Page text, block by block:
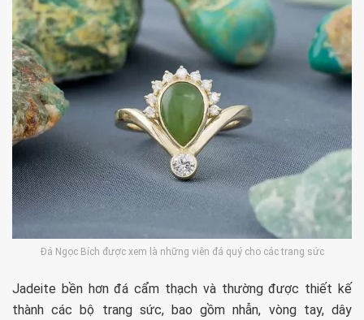
Đá Ngọc Bích được xem là những viên đá quý cho các trang sức
Jadeite bền hơn đá cẩm thạch và thường được thiết kế
thành các bộ trang sức, bao gồm nhẫn, vòng tay, dây